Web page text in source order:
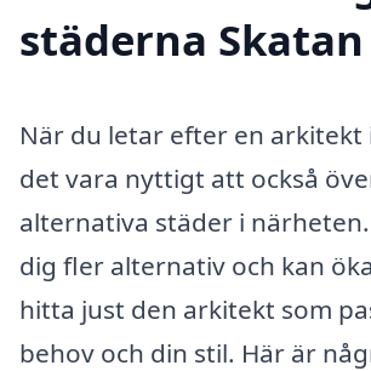
städerna Skatan
När du letar efter en arkitekt
det vara nyttigt att också
alternativa städer i
dig fler alternativ och kan
hitta just den arkitekt som
behov och din stil. Här är